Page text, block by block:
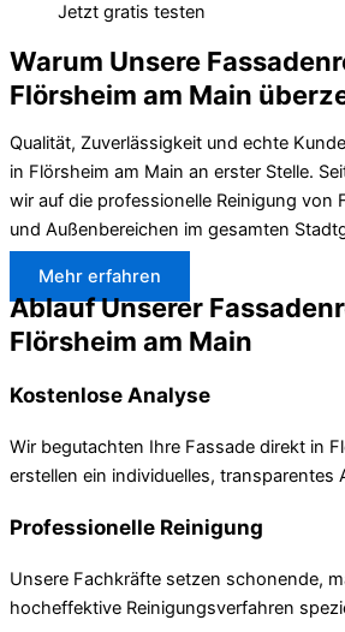
Jetzt gratis testen
Warum Unsere
Flörsheim am Main
Qualität, Zuverlässigkeit und echte
in Flörsheim am Main an erster Stelle.
wir auf die professionelle Reinigung von
und Außenbereichen im gesamten
Mehr erfahren
Ablauf Unserer
Flörsheim am Main
Kostenlose Analyse
Wir begutachten Ihre Fassade direkt in
erstellen ein individuelles, transparentes
Professionelle Reinigung
Unsere Fachkräfte setzen schonende,
hocheffektive Reinigungsverfahren